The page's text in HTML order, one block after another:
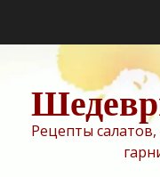
содержимому
Рецепты